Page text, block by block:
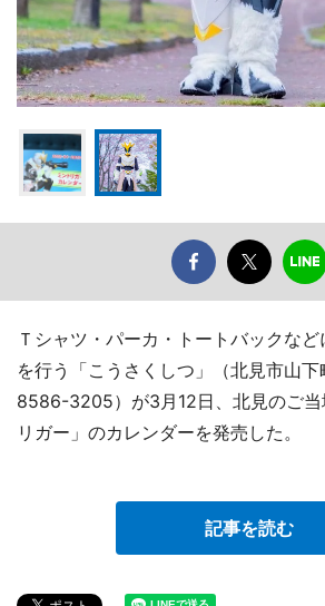
Ｔシャツ・パーカ・トートバックな
を行う「こうさくしつ」（北見市山
8586-3205）が3月12日、北見のご当
リガー」のカレンダーを発売した。
記事を読む